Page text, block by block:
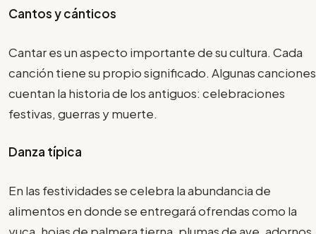
Cantos y cánticos
Cantar es un aspecto importante de su cultura. Cada
canción tiene su propio significado. Algunas canciones
cuentan la historia de los antiguos: celebraciones
festivas, guerras y muerte.
Danza típica
En las festividades se celebra la abundancia de
alimentos en donde se entregará ofrendas como la